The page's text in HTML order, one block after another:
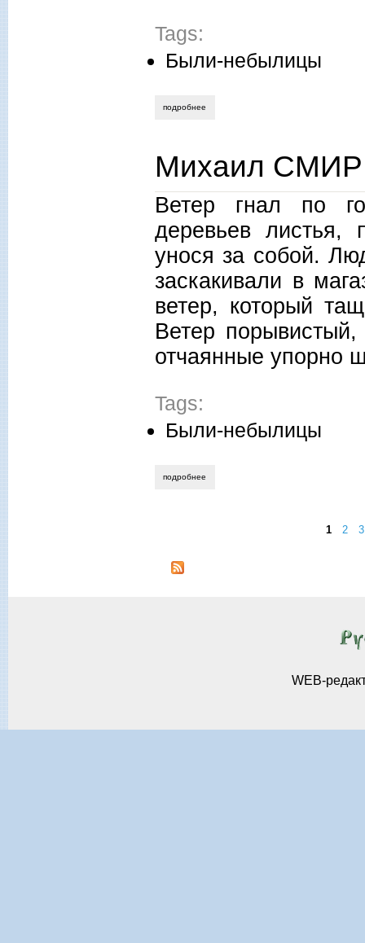
Tags:
Были-небылицы
подробнее
Михаил
Ветер гнал по
деревьев листья,
унося за собой.
заскакивали в
ветер, который
Ветер
отчаянные упорно
Tags:
Были-небылицы
подробнее
1 2 3
WEB-